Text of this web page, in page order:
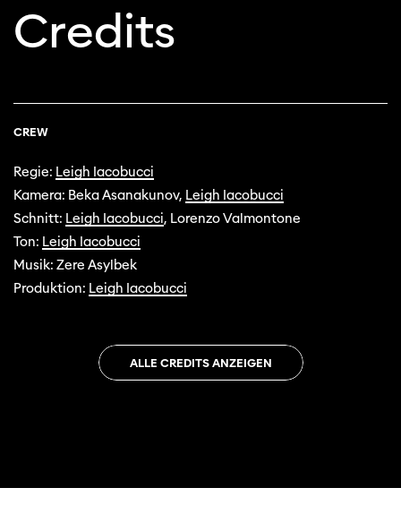
Credits
CREW
Regie: Leigh Iacobucci
Kamera: Beka Asanakunov, Leigh Iacobucci
Schnitt: Leigh Iacobucci, Lorenzo Valmontone
Ton: Leigh Iacobucci
Musik: Zere Asylbek
Produktion: Leigh Iacobucci
ALLE CREDITS ANZEIGEN